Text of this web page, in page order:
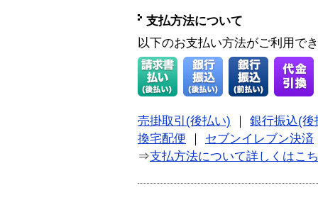
支払方法について
以下のお支払い方法がご利用で
売掛取引(後払い)
銀行振込(後
換宅配便
セブンイレブン決済
⇒支払方法について詳しくはこ